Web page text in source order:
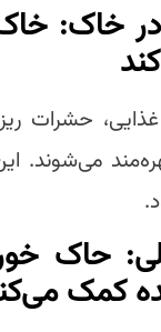
خاک:
حشرات
می‌شوند.
حاک
کمک